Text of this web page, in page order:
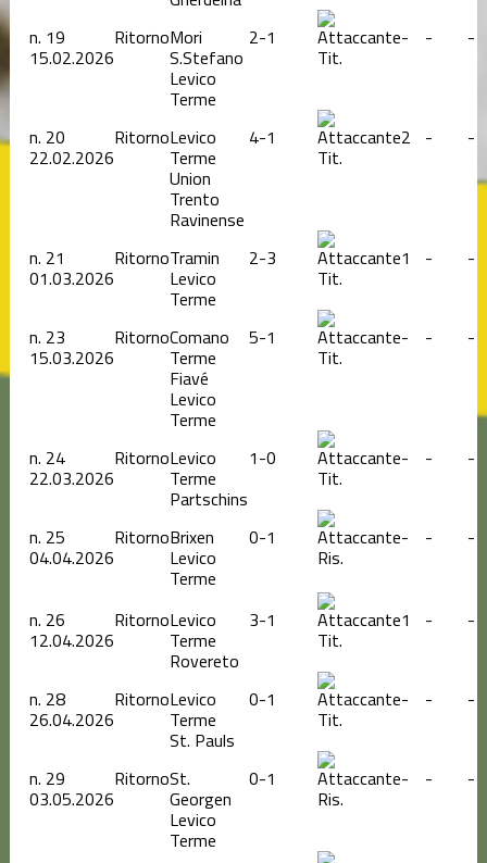
n. 19
15.02.2026
RitornoMori
S.Stefano
Levico
Terme
2-1
Tit.
- - -
n. 20
22.02.2026
RitornoLevico
Terme
Union
Trento
Ravinense
4-1
Tit.
2 - -
n. 21
01.03.2026
RitornoTramin
Levico
Terme
2-3
Tit.
1 - -
n. 23
15.03.2026
RitornoComano
Terme
Fiavé
Levico
Terme
5-1
Tit.
- - -
n. 24
22.03.2026
RitornoLevico
Terme
Partschins
1-0
Tit.
- - -
n. 25
04.04.2026
RitornoBrixen
Levico
Terme
0-1
Ris.
- - -
n. 26
12.04.2026
RitornoLevico
Terme
Rovereto
3-1
Tit.
1 - -
n. 28
26.04.2026
RitornoLevico
Terme
St. Pauls
0-1
Tit.
- - -
n. 29
03.05.2026
RitornoSt.
Georgen
Levico
Terme
0-1
Ris.
- - -